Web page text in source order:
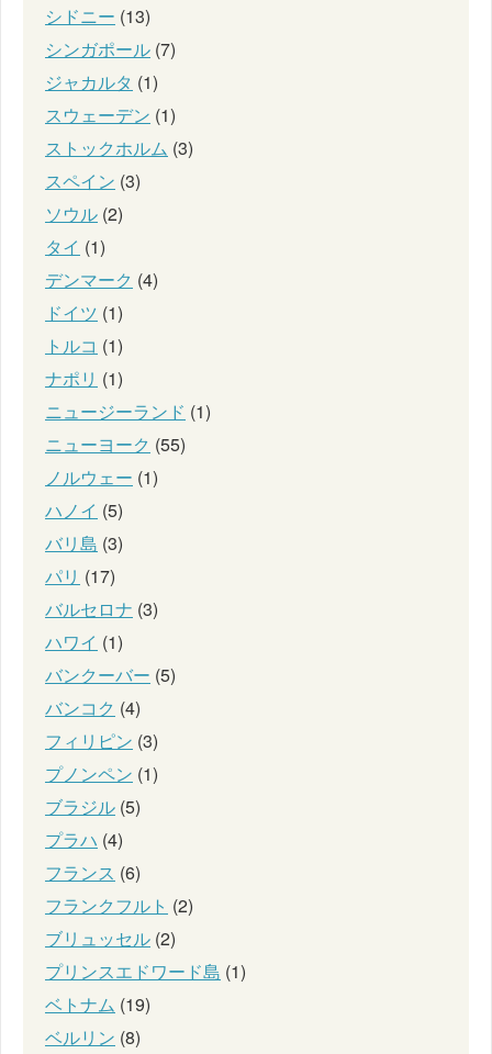
シドニー (13)
シンガポール (7)
ジャカルタ (1)
スウェーデン (1)
ストックホルム (3)
スペイン (3)
ソウル (2)
タイ (1)
デンマーク (4)
ドイツ (1)
トルコ (1)
ナポリ (1)
ニュージーランド (1)
ニューヨーク (55)
ノルウェー (1)
ハノイ (5)
バリ島 (3)
パリ (17)
バルセロナ (3)
ハワイ (1)
バンクーバー (5)
バンコク (4)
フィリピン (3)
プノンペン (1)
ブラジル (5)
プラハ (4)
フランス (6)
フランクフルト (2)
ブリュッセル (2)
プリンスエドワード島 (1)
ベトナム (19)
ベルリン (8)